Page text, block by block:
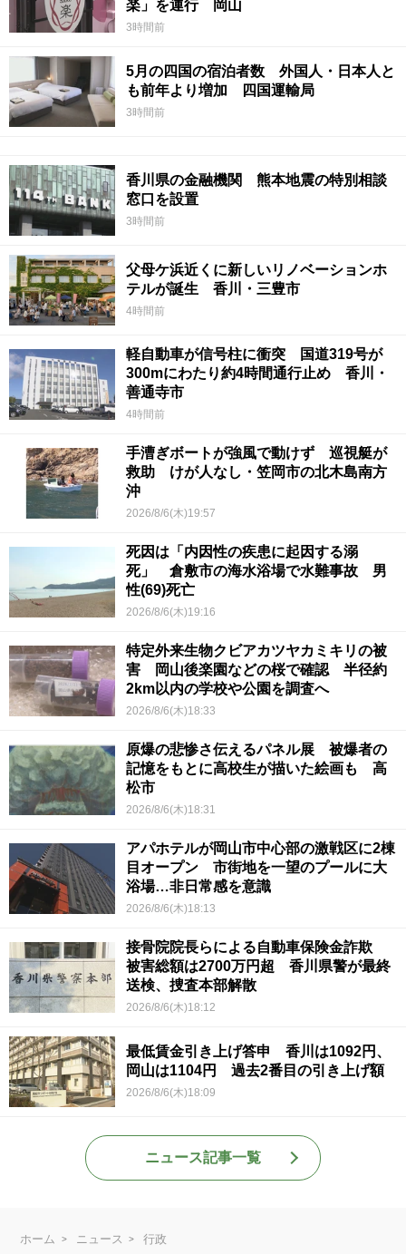
楽」を運行 岡山
3時間前
5月の四国の宿泊者数 外国人・日本人と
も前年より増加 四国運輸局
3時間前
香川県の金融機関 熊本地震の特別相談
窓口を設置
3時間前
父母ケ浜近くに新しいリノベーションホ
テルが誕生 香川・三豊市
4時間前
軽自動車が信号柱に衝突 国道319号が
300mにわたり約4時間通行止め 香川・
善通寺市
4時間前
手漕ぎボートが強風で動けず 巡視艇が
救助 けが人なし・笠岡市の北木島南方
沖
2026/8/6(木)19:57
死因は「内因性の疾患に起因する溺
死」 倉敷市の海水浴場で水難事故 男
性(69)死亡
2026/8/6(木)19:16
特定外来生物クビアカツヤカミキリの被
害 岡山後楽園などの桜で確認 半径約
2km以内の学校や公園を調査へ
2026/8/6(木)18:33
原爆の悲惨さ伝えるパネル展 被爆者の
記憶をもとに高校生が描いた絵画も 高
松市
2026/8/6(木)18:31
アパホテルが岡山市中心部の激戦区に2棟
目オープン 市街地を一望のプールに大
浴場…非日常感を意識
2026/8/6(木)18:13
接骨院院長らによる自動車保険金詐欺
被害総額は2700万円超 香川県警が最終
送検、捜査本部解散
2026/8/6(木)18:12
最低賃金引き上げ答申 香川は1092円、
岡山は1104円 過去2番目の引き上げ額
2026/8/6(木)18:09
ニュース記事一覧
ホーム ニュース
行政